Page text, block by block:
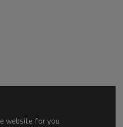
website for you.